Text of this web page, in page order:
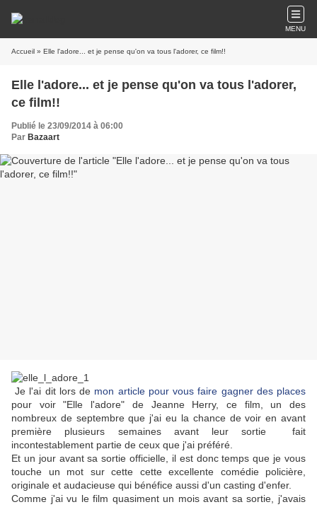
MENU
Accueil » Elle l'adore... et je pense qu'on va tous l'adorer, ce film!!
Elle l'adore... et je pense qu'on va tous l'adorer,
ce film!!
Publié le 23/09/2014 à 06:00
Par Bazaart
Je l'ai dit lors de mon article pour vous faire gagner des places
pour voir "Elle l'adore" de Jeanne Herry, ce film, un des
nombreux de septembre que j'ai eu la chance de voir en avant
première plusieurs semaines avant leur sortie fait
incontestablement partie de ceux que j'ai préféré.
Et un jour avant sa sortie officielle, il est donc temps que je vous
touche un mot sur cette cette excellente comédie policière,
originale et audacieuse qui bénéfice aussi d'un casting d'enfer.
Comme j'ai vu le film quasiment un mois avant sa sortie, j'avais